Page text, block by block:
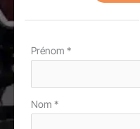
Formulaire
avec
téléphone
Prénom *
Nom *